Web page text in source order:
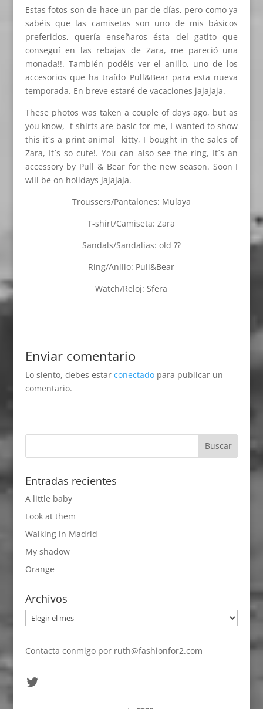
Estas fotos son de hace un par de días, pero como ya
sabéis que las camisetas son uno de mis básicos
preferidos, quería enseñaros ésta del gatito que
conseguí en las rebajas de Zara, me pareció una
monada!!. También podéis ver el anillo, uno de los
accesorios que ha traído Pull&Bear para esta nueva
temporada. En breve estaré de vacaciones jajajaja.
These photos was taken a couple of days ago, but as
you know, t-shirts are basic for me, I wanted to show
this it´s a print animal kitty, I bought in the sales of
Zara, It´s so cute!. You can also see the ring, It´s an
accessory by Pull & Bear for the new season. Soon I
will be on holidays jajajaja.
Troussers/Pantalones: Mulaya
T-shirt/Camiseta: Zara
Sandals/Sandalias: old ??
Ring/Anillo: Pull&Bear
Watch/Reloj: Sfera
Enviar comentario
Lo siento, debes estar conectadopara publicar un
comentario.
Entradas recientes
A little baby
Look at them
Walking in Madrid
My shadow
Orange
Archivos
Archivos
Contacta conmigo por ruth@fashionfor2.com
Twitter